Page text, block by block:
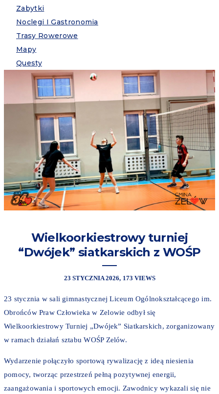
Zabytki
Noclegi I Gastronomia
Trasy Rowerowe
Mapy
Questy
Wielkoorkiestrowy turniej
“Dwójek” siatkarskich z WOŚP
23 STYCZNIA 2026 173 VIEWS
23 stycznia w sali gimnastycznej Liceum Ogólnokształcącego im.
Obrońców Praw Człowieka w Zelowie odbył się
Wielkoorkiestrowy Turniej „Dwójek” Siatkarskich, zorganizowany
w ramach działań sztabu WOŚP Zelów.
Wydarzenie połączyło sportową rywalizację z ideą niesienia
pomocy, tworząc przestrzeń pełną pozytywnej energii,
zaangażowania i sportowych emocji. Zawodnicy wykazali się nie